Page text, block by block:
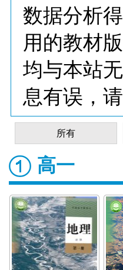
数据分析
用的教材
均与本站
息有误，
所有
高一